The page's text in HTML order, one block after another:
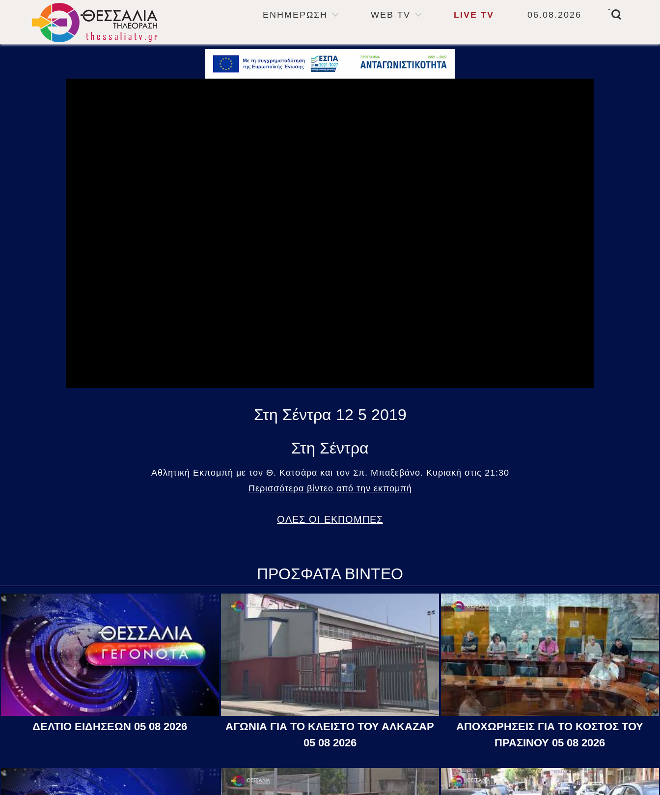
ΕΝΗΜΕΡΩΣΗ WEB TV LIVE TV 06.08.2026
-
Στη Σέντρα 12 5 2019
Στη Σέντρα
Αθλητική Εκπομπή με τον Θ. Κατσάρα και τον Σπ. Μπαξεβάνο. Κυριακή στις 21:30
Περισσότερα βίντεο από την εκπομπή
ΟΛΕΣ ΟΙ ΕΚΠΟΜΠΕΣ
ΠΡΟΣΦΑΤΑ ΒΙΝΤΕΟ
ΔΕΛΤΙΟ ΕΙΔΗΣΕΩΝ 05 08 2026
ΑΓΩΝΙΑ ΓΙΑ ΤΟ ΚΛΕΙΣΤΟ ΤΟΥ ΑΛΚΑΖΑΡ
05 08 2026
ΑΠΟΧΩΡΗΣΕΙΣ ΓΙΑ ΤΟ ΚΟΣΤΟΣ ΤΟΥ
ΠΡΑΣΙΝΟΥ 05 08 2026